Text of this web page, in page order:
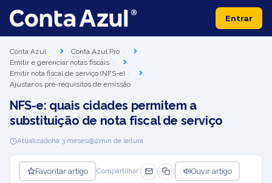
Entrar
Conta Azul
Conta Azul Pro
Emitir e gerenciar notas fiscais
Emitir nota fiscal de serviço (NFS-e)
Ajustar os pré-requisitos de emissão
NFS-e: quais cidades permitem a
substituição de nota fiscal de serviço
Atualizadohá 3 meses 2min de leitura
Favoritar artigo Compartilhar: Ouvir artigo